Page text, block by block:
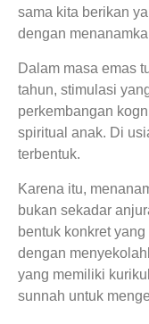
sama kita berikan
dengan
Dalam masa emas
tahun, stimulasi
perkembangan
spiritual anak. Di
terbentuk.
Karena itu,
bukan sekadar
bentuk konkret
dengan
yang memiliki
sunnah untuk